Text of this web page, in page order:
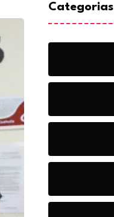
Categorias